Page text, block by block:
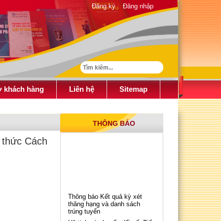
Đăng nhập
Đăng ký
khách hàng Liên hệ Sitemap
Cách
THÔNG BÁO
Thông báo Kết quả kỳ xét
thăng hạng và danh sách
trúng tuyển